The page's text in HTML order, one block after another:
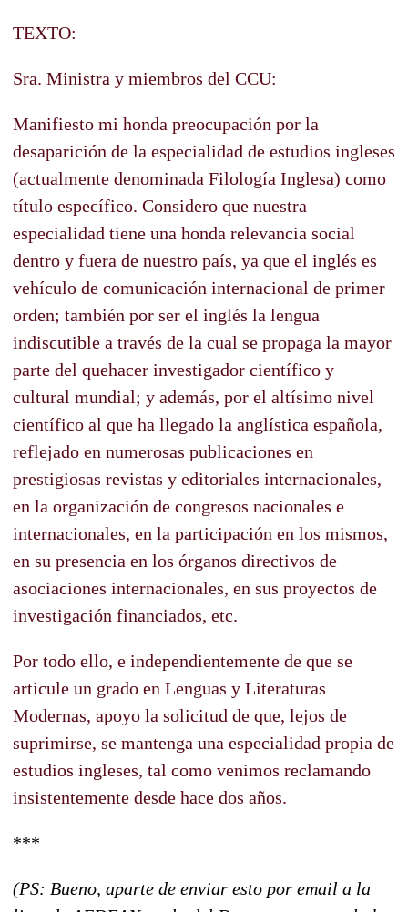
TEXTO:
Sra. Ministra y miembros del CCU:
Manifiesto mi honda preocupación por la
desaparición de la especialidad de estudios ingleses
(actualmente denominada Filología Inglesa) como
título específico. Considero que nuestra
especialidad tiene una honda relevancia social
dentro y fuera de nuestro país, ya que el inglés es
vehículo de comunicación internacional de primer
orden; también por ser el inglés la lengua
indiscutible a través de la cual se propaga la mayor
parte del quehacer investigador científico y
cultural mundial; y además, por el altísimo nivel
científico al que ha llegado la anglística española,
reflejado en numerosas publicaciones en
prestigiosas revistas y editoriales internacionales,
en la organización de congresos nacionales e
internacionales, en la participación en los mismos,
en su presencia en los órganos directivos de
asociaciones internacionales, en sus proyectos de
investigación financiados, etc.
Por todo ello, e independientemente de que se
articule un grado en Lenguas y Literaturas
Modernas, apoyo la solicitud de que, lejos de
suprimirse, se mantenga una especialidad propia de
estudios ingleses, tal como venimos reclamando
insistentemente desde hace dos años.
***
(PS: Bueno, aparte de enviar esto por email a la